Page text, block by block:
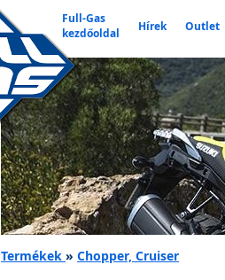
Full-Gas
kezdőoldal
Hírek Outlet
Termékek » Chopper, Cruiser